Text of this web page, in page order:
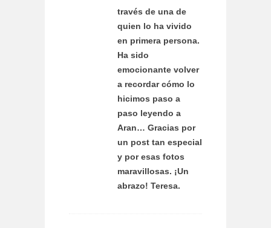
través de una de
quien lo ha vivido
en primera persona.
Ha sido
emocionante volver
a recordar cómo lo
hicimos paso a
paso leyendo a
Aran… Gracias por
un post tan especial
y por esas fotos
maravillosas. ¡Un
abrazo! Teresa.